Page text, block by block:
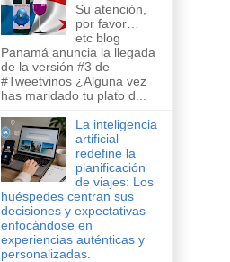
Su atención,
por favor…
etc blog
Panamá anuncia la llegada
de la versión #3 de
#Tweetvinos ¿Alguna vez
has maridado tu plato d...
La inteligencia
artificial
redefine la
planificación
de viajes: Los
huéspedes centran sus
decisiones y expectativas
enfocándose en
experiencias auténticas y
personalizadas.